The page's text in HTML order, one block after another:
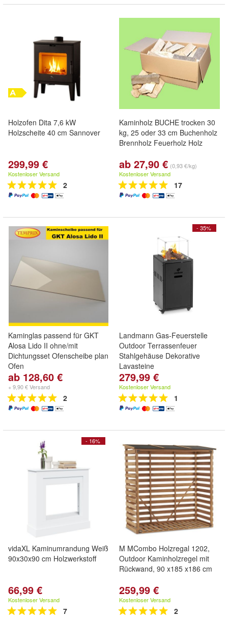
Holzofen Dita 7,6 kW
Holzscheite 40 cm Sannover
299,99 €
Kostenloser Versand
2
Kaminholz BUCHE trocken 30
kg, 25 oder 33 cm Buchenholz
Brennholz Feuerholz Holz
ab 27,90 € (0,93 €/kg)
Kostenloser Versand
17
Kaminglas passend für GKT
Alosa Lido II ohne/mit
Dichtungsset Ofenscheibe plan
Ofen
ab 128,60 €
+ 9,90 € Versand
2
- 35%
Landmann Gas-Feuerstelle
Outdoor Terrassenfeuer
Stahlgehäuse Dekorative
Lavasteine
279,99 €
Kostenloser Versand
1
- 16%
vidaXL Kaminumrandung Weiß
90x30x90 cm Holzwerkstoff
66,99 €
Kostenloser Versand
7
M MCombo Holzregal 1202,
Outdoor Kaminholzregel mit
Rückwand, 90 x185 x186 cm
259,99 €
Kostenloser Versand
2